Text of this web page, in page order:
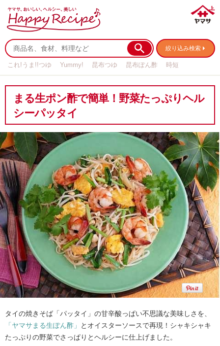
絞り込み検索
これ!うま!!つゆ Yummy! 昆布つゆ 昆布ぽん酢
時短
まる生ポン酢で簡単！野菜たっぷりヘル
シーパッタイ
タイの焼きそば「パッタイ」の甘辛酸っぱい不思議な美味しさを、
「ヤマサまる生ぽん酢」 とオイスターソースで再現！シャキシャキ
たっぷりの野菜でさっぱりとヘルシーに仕上げました。